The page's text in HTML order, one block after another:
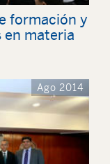
formación y
en materia
Ago 2014